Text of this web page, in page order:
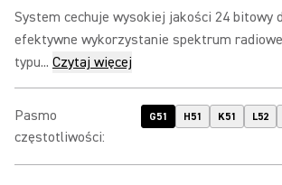
System cechuje wysokiej jakości 24 bitowy
efektywne wykorzystanie spektrum
typu... Czytaj więcej
Pasmo
częstotliwości:
G51 H51 K51 L52